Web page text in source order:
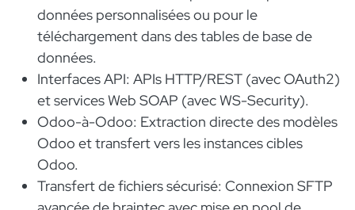
données personnalisées ou pour le
téléchargement dans des tables de base de
données.
Interfaces API: APIs HTTP/REST (avec OAuth2)
et services Web SOAP (avec WS-Security).
Odoo-à-Odoo: Extraction directe des modèles
Odoo et transfert vers les instances cibles
Odoo.
Transfert de fichiers sécurisé: Connexion SFTP